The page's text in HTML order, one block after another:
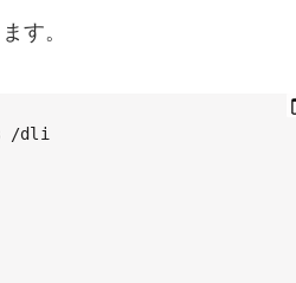
す。
/dli